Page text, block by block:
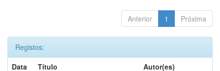
Anterior 1 Próxima
Registos:
Data
Título
Autor(es)